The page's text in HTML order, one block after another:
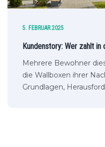
5. FEBRUAR 2025
Kundenstory: Wer zahlt
Mehrere Bewohner
die Wallboxen ihrer
Grundlagen,